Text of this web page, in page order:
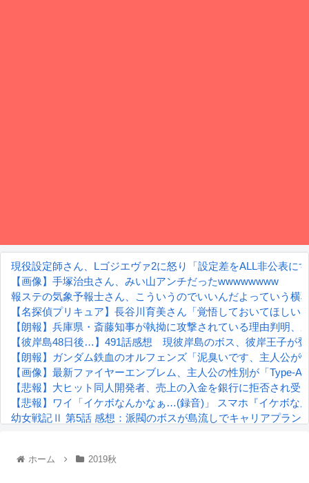
現役設定師さん、Lゴジエヴァ2に怒り「設定差をALL非公表に
【画像】手塚治虫さん、みい山アンチだったwwwwwwww
報ステの気象予報士さん、こういうのでいいんだよっていう横
【名探偵プリキュア】長谷川育美さん「覚悟しておいてほしい
【朗報】兵庫県・斎藤知事が執拗に攻撃されている理由判明
【彼岸島48日後…】491話感想 現彼岸島のボス、彼岸王子が
【朗報】ガンダム鉄血のオルフェンズ「泥臭いです、主人公
【画像】最新ファイヤーエンブレム、主人公の性別が「Type-
【悲報】大ヒット同人開発者、売上の入金を銀行に拒否され
【悲報】ワイ「イケボなんかなぁ…(録音)」 スマホ『イケボ
幼女戦記Ⅱ 第5話 感想：派閥のボスが島流しでキャリアプラン
『進撃の巨人』で一番面白いところってｗｗｗｗｗ
ホーム 2019秋